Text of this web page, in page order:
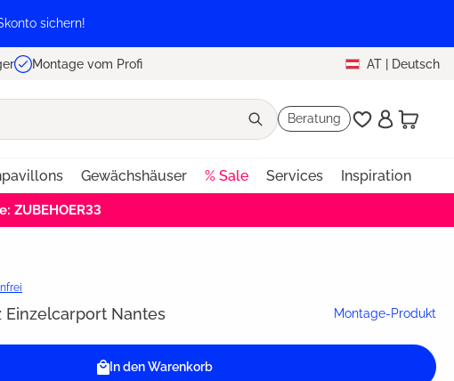
sichern!
Montage vom Profi AT | Deutsch
Beratung
Gewächshäuser % Sale Services Inspiration
ZUBEHOER33
Einzelcarport Nantes Montage-Produkt
In den Warenkorb